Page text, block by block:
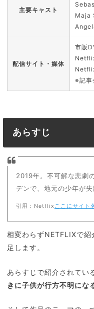
主要キャスト
Maja
配信サイト・媒体
市販
※記事
あらすじ
2019年。不可解な悲劇
デンで、地元の少年が
引用：Netflix ここにサイト
相変わらずNETFLIXで紹
足します。
あらすじで紹介されてい
きに子供が行方不明にな